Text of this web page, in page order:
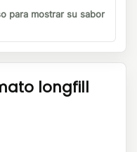
para mostrar su sabor
longfill